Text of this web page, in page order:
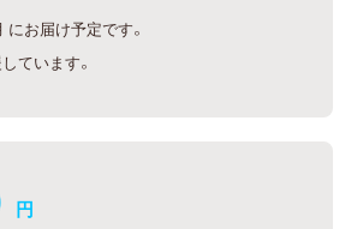
にお届け予定です。
ています。
円